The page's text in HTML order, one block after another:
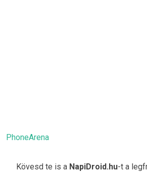
PhoneArena
Kövesd te is a NapiDroid.hu-t a